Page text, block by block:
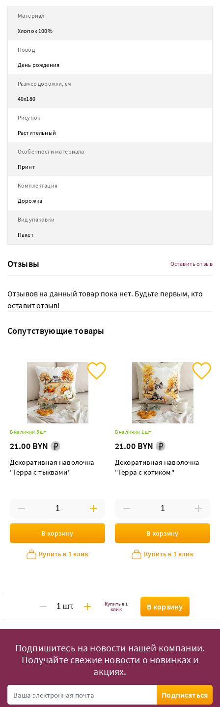
Материал
Хлопок 100%
Повод
День рождения
Размер дорожки, см
40х180
Рисунок
Растительный
Особенности материала
Принт
Комплектация
Дорожка
Вид упаковки
Пакет
Отзывы Оставить отзыв
Отзывов на данный товар пока нет. Будьте первым, кто
оставит отзыв!
Сопутствующие товары
В наличии 5 шт
21.00 BYN
Декоративная наволочка
"Терра с тыквами"
В корзину
Купить в 1 клик
В наличии 1 шт
21.00 BYN
Декоративная наволочка
"Терра с котиком"
В корзину
Купить в 1 клик
Купить в 1
клик
В корзину
Подпишитесь на новости нашей компании.
Получайте свежие новости о новинках и
акциях.
Подписаться